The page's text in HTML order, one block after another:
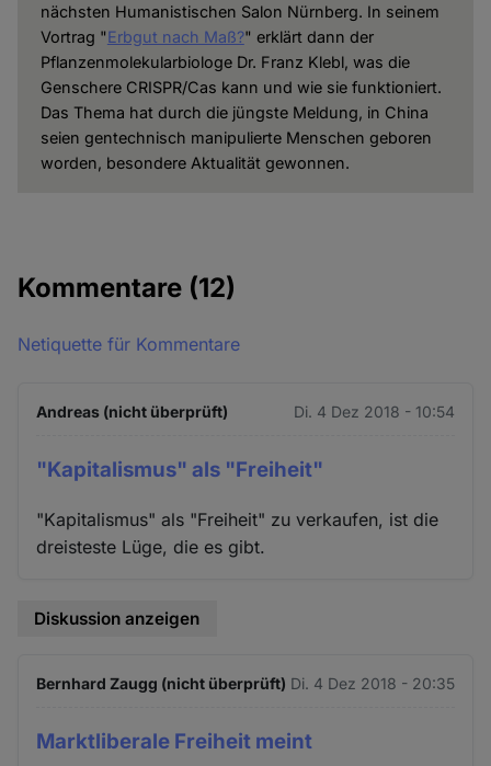
nächsten Humanistischen Salon Nürnberg. In seinem
Vortrag "Erbgut nach Maß?" erklärt dann der
Pflanzenmolekularbiologe Dr. Franz Klebl, was die
Genschere CRISPR/Cas kann und wie sie funktioniert.
Das Thema hat durch die jüngste Meldung, in China
seien gentechnisch manipulierte Menschen geboren
worden, besondere Aktualität gewonnen.
Kommentare (12)
Netiquette für Kommentare
Andreas (nicht überprüft) Di. 4 Dez 2018 - 10:54
"Kapitalismus" als "Freiheit"
"Kapitalismus" als "Freiheit" zu verkaufen, ist die
dreisteste Lüge, die es gibt.
Diskussion anzeigen
Bernhard Zaugg (nicht überprüft) Di. 4 Dez 2018 - 20:35
Marktliberale Freiheit meint